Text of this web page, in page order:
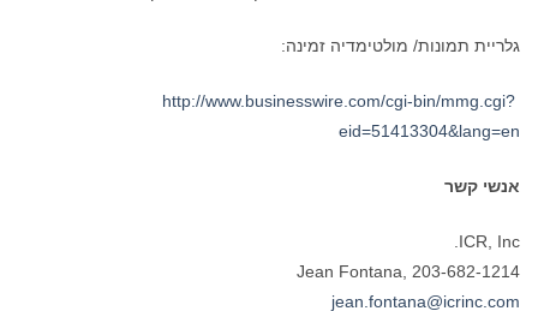
גלריית תמונות/ מולטימדיה זמינה:
http://www.businesswire.com/cgi-bin/mmg.cgi?
eid=51413304&lang=en
אנשי קשר
ICR, Inc.
Jean Fontana, 203-682-1214
jean.fontana@icrinc.com